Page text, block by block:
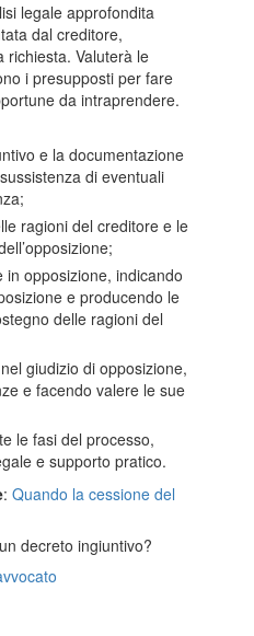
legale approfondita
dal creditore,
richiesta. Valuterà le
i presupposti per fare
da intraprendere.
e la documentazione
di eventuali
ragioni del creditore e le
in opposizione, indicando
e producendo le
delle ragioni del
giudizio di opposizione,
e facendo valere le sue
le fasi del processo,
e supporto pratico.
: Quando la cessione del
decreto ingiuntivo?